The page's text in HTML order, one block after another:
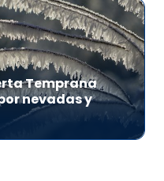
Temprana
nevadas y